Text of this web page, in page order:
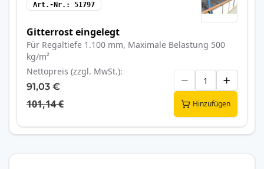
Art.-Nr. 51797
Gitterrost eingelegt
Für Regaltiefe 1.100 mm, Maximale Belastung 500
kg/m²
Nettopreis (zzgl. MwSt.)
91,03 €
101,14 € Hinzufügen